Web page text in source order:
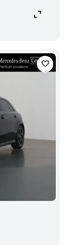
expand_content
favorite